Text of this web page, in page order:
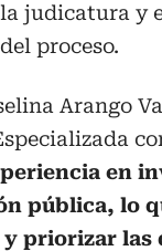
judicatura y
proceso.
Arango
en
pública, lo
priorizar las